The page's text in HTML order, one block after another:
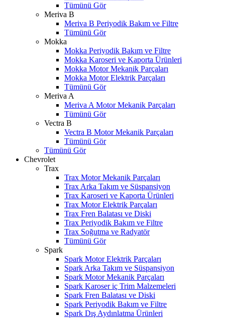
Tümünü Gör
Meriva B
Meriva B Periyodik Bakım ve Filtre
Tümünü Gör
Mokka
Mokka Periyodik Bakım ve Filtre
Mokka Karoseri ve Kaporta Ürünleri
Mokka Motor Mekanik Parçaları
Mokka Motor Elektrik Parçaları
Tümünü Gör
Meriva A
Meriva A Motor Mekanik Parçaları
Tümünü Gör
Vectra B
Vectra B Motor Mekanik Parçaları
Tümünü Gör
Tümünü Gör
Chevrolet
Trax
Trax Motor Mekanik Parçaları
Trax Arka Takım ve Süspansiyon
Trax Karoseri ve Kaporta Ürünleri
Trax Motor Elektrik Parçaları
Trax Fren Balatası ve Diski
Trax Periyodik Bakım ve Filtre
Trax Soğutma ve Radyatör
Tümünü Gör
Spark
Spark Motor Elektrik Parçaları
Spark Arka Takım ve Süspansiyon
Spark Motor Mekanik Parçaları
Spark Karoser iç Trim Malzemeleri
Spark Fren Balatası ve Diski
Spark Periyodik Bakım ve Filtre
Spark Dış Aydınlatma Ürünleri